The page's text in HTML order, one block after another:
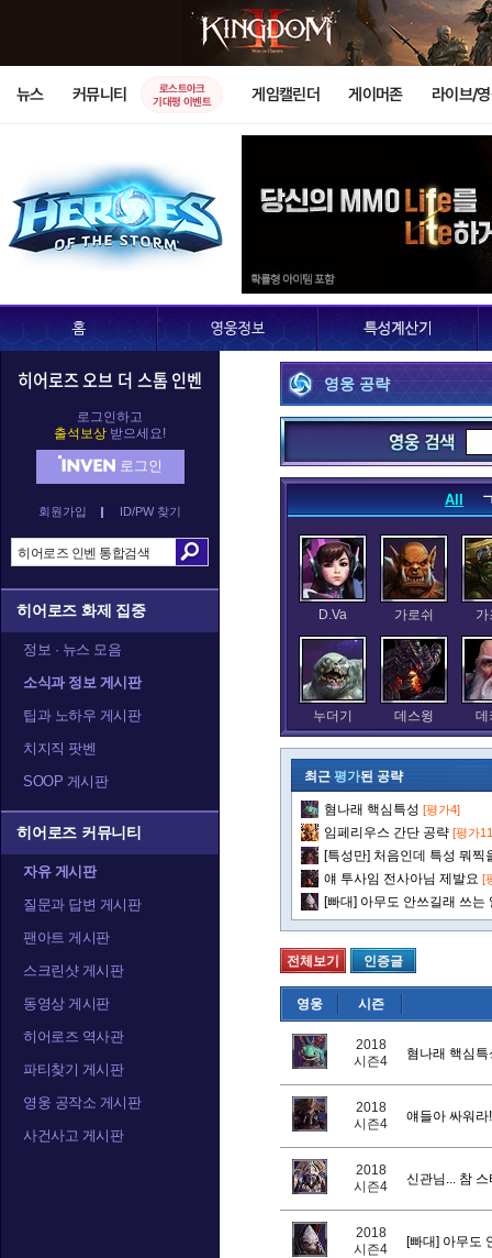
뉴스 커뮤니티
로스트아크
기대평 이벤트
게임캘린더 게이머존 라이브/
히어로즈 오브 더 스톰 인벤
로그인하고
출석보상 받으세요!
로그인
회원가입 ID/PW 찾기
히어로즈 화제 집중
정보 · 뉴스 모음
소식과 정보 게시판
팁과 노하우 게시판
치지직 팟벤
SOOP 게시판
히어로즈 커뮤니티
자유 게시판
질문과 답변 게시판
팬아트 게시판
스크린샷 게시판
동영상 게시판
히어로즈 역사관
파티찾기 게시판
영웅 공작소 게시판
사건사고 게시판
영웅 공략
All
D.Va 가로쉬 가
누더기 데스윙 데
레오릭 레이너
말티엘 말퓨리온
발라 발리라 블
아나 아눕아락 아르
알렉스트라자
최근 평가된 공략
혐나래 핵심특성 [평가4]
임페리우스 간단 공략 [평가
[특성만] 처음인데 특성 뭐찍
얘 투사임 전사아님 제발요 [
[빠대] 아무도 안쓰길래 쓰는
전체보기 인증글
영웅 시즌
2018
시즌4
혐나래 핵심특
2018
시즌4
얘들아 싸워
2018
시즌4
신관님... 참
2018
시즌4
[빠대] 아무도